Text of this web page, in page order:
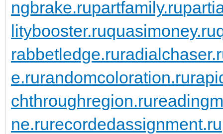
ngbrake.rupartfamily.ru
litybooster.ruquasimoney.ru
rabbetledge.ru
e.rurandomcoloration.ru
chthroughregion.ru
ne.rurecordedassignment.ru